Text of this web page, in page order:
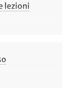
lezioni